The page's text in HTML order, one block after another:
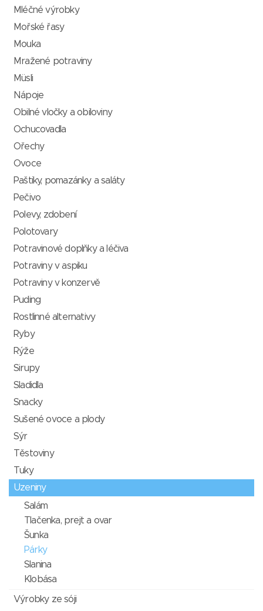
Mléčné výrobky
Mořské řasy
Mouka
Mražené potraviny
Müsli
Nápoje
Obilné vločky a obiloviny
Ochucovadla
Ořechy
Ovoce
Paštiky, pomazánky a saláty
Pečivo
Polevy, zdobení
Polotovary
Potravinové doplňky a léčiva
Potraviny v aspiku
Potraviny v konzervě
Puding
Rostlinné alternativy
Ryby
Rýže
Sirupy
Sladidla
Snacky
Sušené ovoce a plody
Sýr
Těstoviny
Tuky
Uzeniny
Salám
Tlačenka, prejt a ovar
Šunka
Párky
Slanina
Klobása
Výrobky ze sóji